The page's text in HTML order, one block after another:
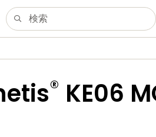
® KE06